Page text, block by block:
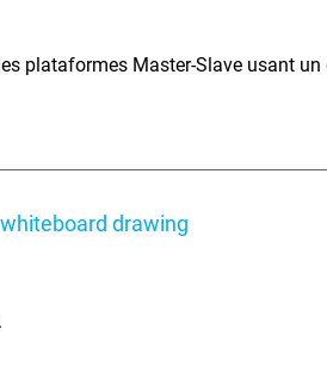
plataformes Master-Slave usant un
drawing